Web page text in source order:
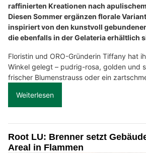
raffinierten Kreationen nach
Diesen Sommer ergänzen florale
inspiriert von den kunstvoll
die ebenfalls in der Gelateria erhältlich
Floristin und ORO-Gründerin Tiffany hat
Winkel gelegt – pudrig-rosa, golden und
frischer Blumenstrauss oder ein
Weiterlesen
Root LU: Brenner setzt
Areal in Flammen